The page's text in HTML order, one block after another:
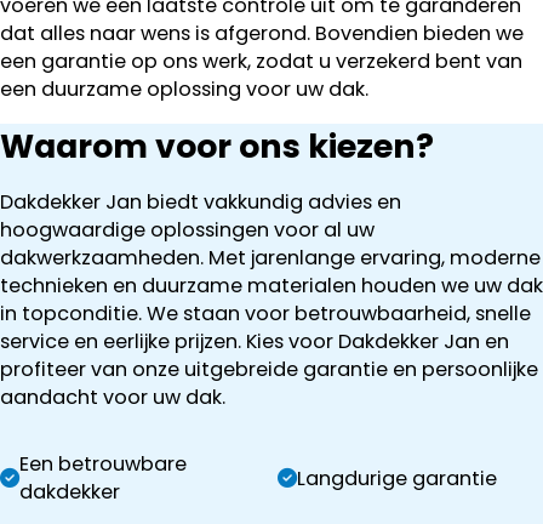
voeren we een laatste controle uit om te garanderen
dat alles naar wens is afgerond. Bovendien bieden we
een garantie op ons werk, zodat u verzekerd bent van
een duurzame oplossing voor uw dak.
Waarom voor ons kiezen?
Dakdekker Jan biedt vakkundig advies en
hoogwaardige oplossingen voor al uw
dakwerkzaamheden. Met jarenlange ervaring, moderne
technieken en duurzame materialen houden we uw dak
in topconditie. We staan voor betrouwbaarheid, snelle
service en eerlijke prijzen. Kies voor Dakdekker Jan en
profiteer van onze uitgebreide garantie en persoonlijke
aandacht voor uw dak.
Een betrouwbare
dakdekker
Langdurige garantie